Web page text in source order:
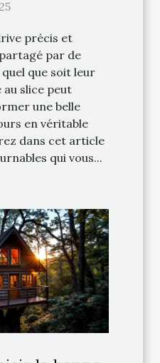
précis et
par de
que soit leur
au slice peut
une belle
en véritable
dans cet article
qui vous...